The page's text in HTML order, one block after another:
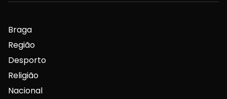
Braga
Região
Desporto
Religião
Nacional